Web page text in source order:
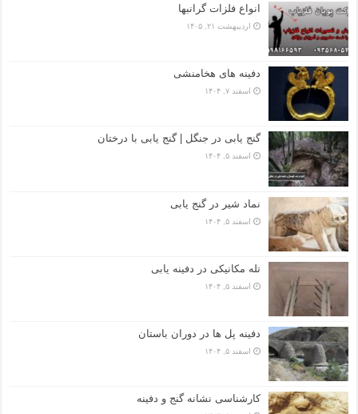
انواع فلزات گرانبها
اردیبهشت ۲۱, ۱۴۰۵
دفینه های هخامنشی
اسفند ۷, ۱۴۰۴
گنج یابی در جنگل | گنج یابی با درختان
اسفند ۵, ۱۴۰۴
نماد شیر در گنج یابی
اسفند ۵, ۱۴۰۴
تله مکانیکی در دفینه یابی
اسفند ۵, ۱۴۰۴
دفینه پل ها در دوران باستان
اسفند ۵, ۱۴۰۴
کارشناسی نشانه گنج و دفینه